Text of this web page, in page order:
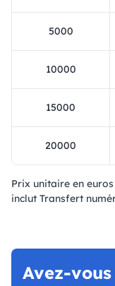
5000
10000
15000
20000
Prix ​​unitaire en
inclut Transfert
Avez-